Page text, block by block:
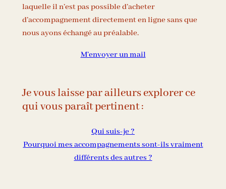
laquelle il n’est pas possible d’acheter
d’accompagnement directement en ligne sans que
nous ayons échangé au préalable.
M’envoyer un mail
Je vous laisse par ailleurs explorer ce
qui vous paraît pertinent :
Qui suis-je ?
Pourquoi mes accompagnements sont-ils vraiment
différents des autres ?